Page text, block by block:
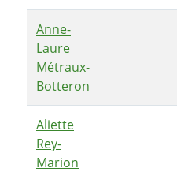
Anne-
Laure
Métraux-
Botteron
Aliette
Rey-
Marion